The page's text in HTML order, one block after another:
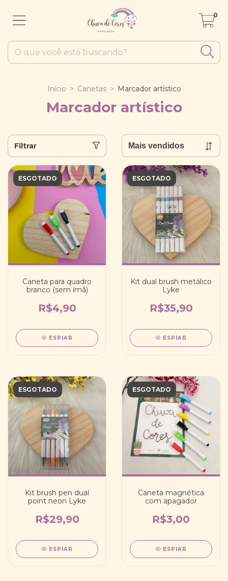
0
Início > Canetas > Marcador artístico
Marcador artístico
Filtrar
ESGOTADO
Caneta para quadro
branco (sem ímã)
R$4,90
ESPIAR
ESGOTADO
Kit dual brush metálico
Lyke
R$35,90
ESPIAR
ESGOTADO
Kit brush pen dual
point neon Lyke
R$29,90
ESPIAR
ESGOTADO
Caneta magnética
com apagador
R$3,00
ESPIAR